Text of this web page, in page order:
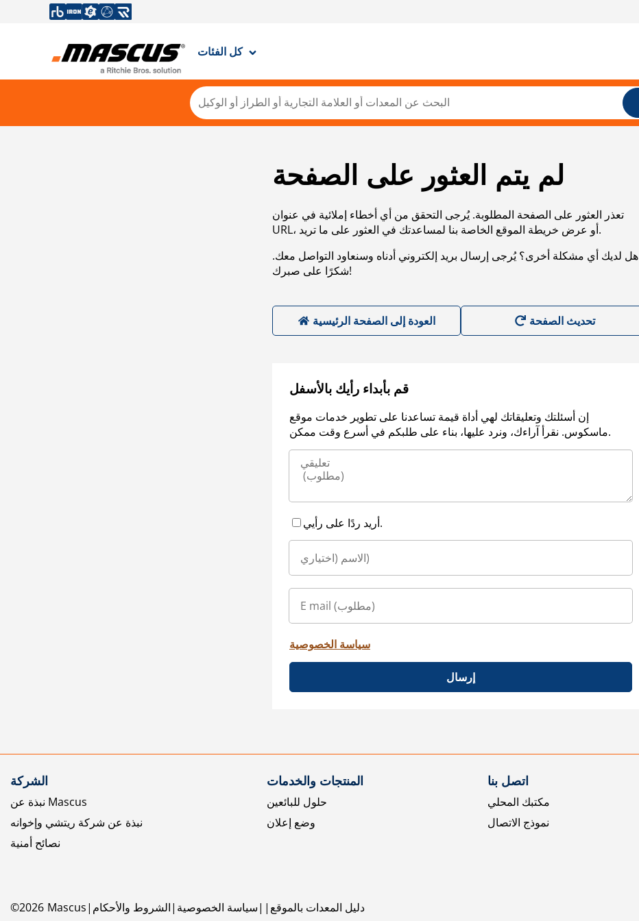
كل الفئات
لم يتم العثور على الصفحة
تعذر العثور على الصفحة المطلوبة. يُرجى التحقق من أي أخطاء إملائية في عنوان
URL، أو عرض خريطة الموقع الخاصة بنا لمساعدتك في العثور على ما تريد.
هل لديك أي مشكلة أخرى؟ يُرجى إرسال بريد إلكتروني أدناه وسنعاود التواصل معك.
شكرًا على صبرك!
العودة إلى الصفحة الرئيسية
قم بأبداء رأيك بالأسفل
إن أسئلتك وتعليقاتك لهي أداة قيمة تساعدنا على تطوير خدمات موقع
ماسكوس. نقرأ آراءك، ونرد عليها، بناء على طلبكم في أسرع وقت ممكن.
أريد ردًا على رأيي.
سياسة الخصوصية
إرسال
الشركة
نبذة عن Mascus
نبذة عن شركة ريتشي وإخوانه
نصائح أمنية
المنتجات والخدمات
حلول للبائعين
وضع إعلان
اتصل بنا
مكتبك المحلي
نموذج الاتصال
©2026 Mascus الشروط والأحكام سياسة الخصوصية دليل المعدات بالموقع